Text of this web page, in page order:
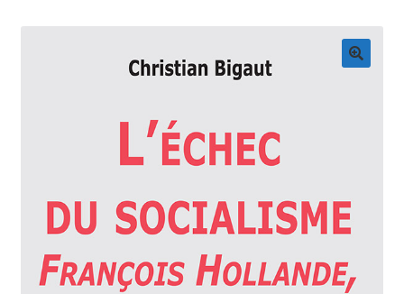
Livres de Peter Randa
Livres de Philippe Randa
Login Customizer